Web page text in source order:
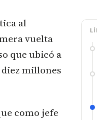
al
vuelta
que ubicó a
millones
como jefe